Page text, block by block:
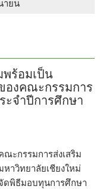
ายน
ร้อมเป็น
องคณะกรรมการ
ะจำปีการศึกษา
ณะกรรมการส่งเสริม
หาวิทยาลัยเชียงใหม่
ดพิธีมอบทุนการศึกษา